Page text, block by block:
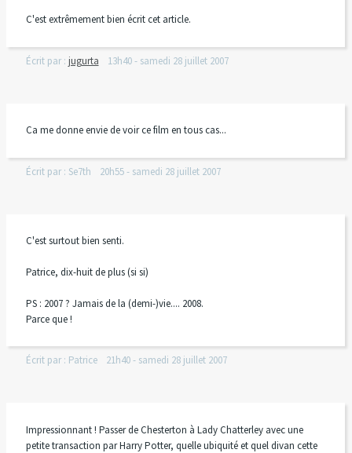
C'est extrêmement bien écrit cet article.
Écrit par : jugurta 13h40- samedi 28 juillet 2007
Ca me donne envie de voir ce film en tous cas...
Écrit par : Se7th 20h55- samedi 28 juillet 2007
C'est surtout bien senti.
Patrice, dix-huit de plus (si si)
PS : 2007 ? Jamais de la (demi-)vie.... 2008.
Parce que !
Écrit par : Patrice 21h40- samedi 28 juillet 2007
Impressionnant ! Passer de Chesterton à Lady Chatterley avec une
petite transaction par Harry Potter, quelle ubiquité et quel divan cette